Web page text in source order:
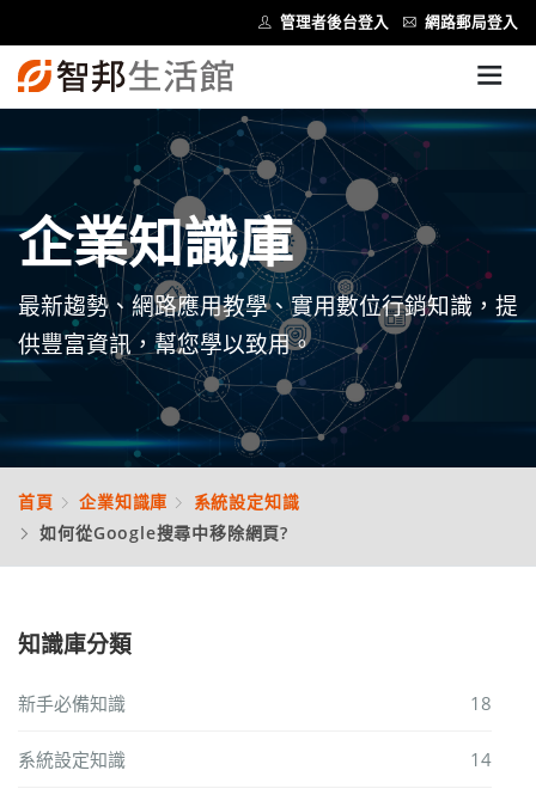
管理者後台登入 網路郵局登入
企業知識庫
最新趨勢、網路應用教學、實用數位行銷知識，提
供豐富資訊，幫您學以致用。
首頁 企業知識庫
系統設定知識
如何從Google搜尋中移除網頁?
知識庫分類
新手必備知識 18
系統設定知識 14